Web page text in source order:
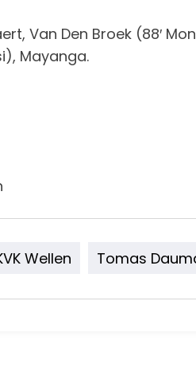
Van Den Broek (88′
Mayanga.
Wellen Tomas